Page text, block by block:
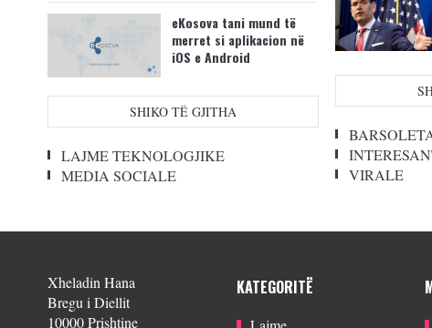
eKosova tani mund të
merret si aplikacion në
iOS e Android
SHIKO TË GJITHA
LAJME TEKNOLOGJIKE
MEDIA SOCIALE
VIRALE
Xheladin Hana
Bregu i Diellit
10000 Prishtine
KATEGORITË